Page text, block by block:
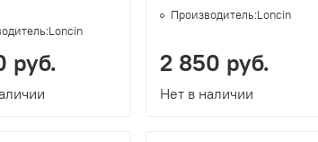
Loncin
руб.
Производитель:Loncin
Нет в наличии
2 850 руб.